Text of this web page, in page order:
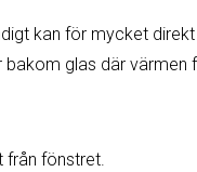
kan för mycket
bakom glas där värmen
från fönstret.